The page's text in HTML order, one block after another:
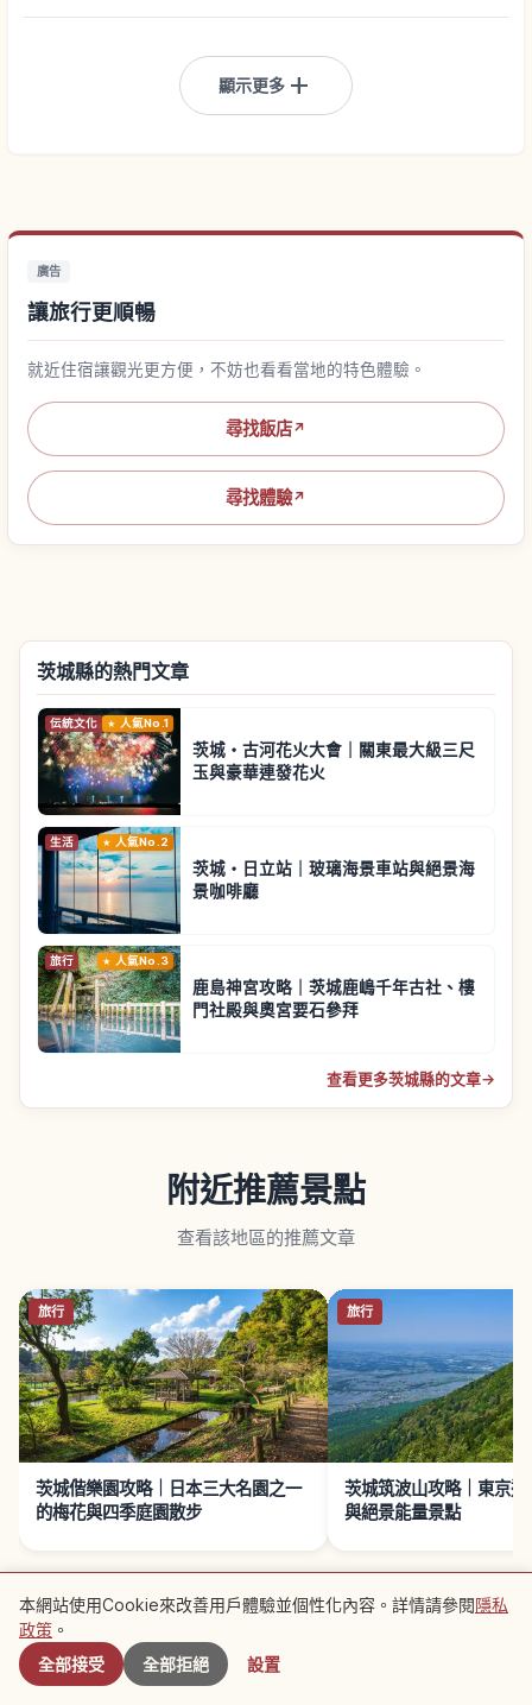
顯示更多 add
廣告
讓旅行更順暢
就近住宿讓觀光更方便，不妨也看看當地的特色體驗。
尋找飯店↗
尋找體驗↗
茨城縣的熱門文章
伝統文化 人氣No.1
茨城・古河花火大會｜關東最大級三尺
玉與豪華連發花火
生活 人氣No.2
茨城・日立站｜玻璃海景車站與絕景海
景咖啡廳
旅行 人氣No.3
鹿島神宮攻略｜茨城鹿嶋千年古社、樓
門社殿與奧宮要石參拜
查看更多茨城縣的文章→
附近推薦景點
查看該地區的推薦文章
旅行
茨城偕樂園攻略｜日本三大名園之一
的梅花與四季庭園散步
旅行
茨城筑波山攻略｜東京近
與絕景能量景點
接下來閱讀 →
附近景點
本網站使用Cookie來改善用戶體驗並個性化內容。詳情請參閱隱私
政策 。
全部接受
全部拒絕 設置